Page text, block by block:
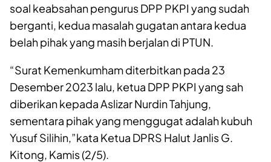
soal keabsahan pengurus DPP PKPI yang sudah
berganti, kedua masalah gugatan antara kedua
belah pihak yang masih berjalan di PTUN.
“Surat Kemenkumham diterbitkan pada 23
Desember 2023 lalu, ketua DPP PKPI yang sah
diberikan kepada Aslizar Nurdin Tahjung,
sementara pihak yang menggugat adalah kubuh
Yusuf Silihin,”kata Ketua DPRS Halut Janlis G.
Kitong, Kamis (2/5).